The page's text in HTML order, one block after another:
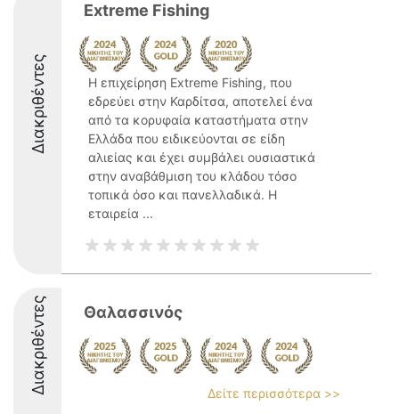
Διακριθέντες
Extreme Fishing
Η επιχείρηση Extreme Fishing, που
εδρεύει στην Καρδίτσα, αποτελεί ένα
από τα κορυφαία καταστήματα στην
Ελλάδα που ειδικεύονται σε είδη
αλιείας και έχει συμβάλει ουσιαστικά
στην αναβάθμιση του κλάδου τόσο
τοπικά όσο και πανελλαδικά. Η
εταιρεία ...
Διακριθέντες Θαλασσινός
Δείτε περισσότερα >>